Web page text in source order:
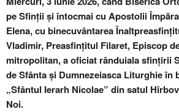
pe Sfinții și întocmai cu Apostolii
Elena, cu binecuvântarea
Vladimir, Preasfințitul Filaret, Episcop
mitropolitan, a oficiat rânduiala sfințirii
de Sfânta și Dumnezeiasca Liturghie în
„Sfântul Ierarh Nicolae” din satul
Noi.